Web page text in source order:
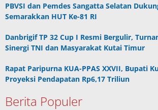
PBVSI dan Pemdes Sangatta Selatan
Semarakkan HUT Ke-81 RI
Danbrigif TP 32 Cup I Resmi Bergulir,
Sinergi TNI dan Masyarakat Kutai Timur
Rapat Paripurna KUA-PPAS XXVII, Bupati
Proyeksi Pendapatan Rp6,17 Triliun
Berita Populer